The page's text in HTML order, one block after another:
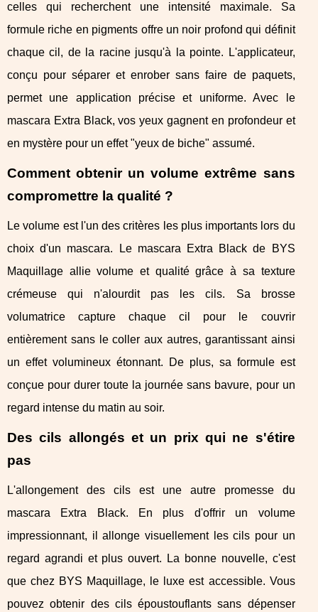
celles qui recherchent une intensité maximale. Sa
formule riche en pigments offre un noir profond qui définit
chaque cil, de la racine jusqu'à la pointe. L'applicateur,
conçu pour séparer et enrober sans faire de paquets,
permet une application précise et uniforme. Avec le
mascara Extra Black, vos yeux gagnent en profondeur et
en mystère pour un effet "yeux de biche" assumé.
Comment obtenir un volume extrême sans
compromettre la qualité ?
Le volume est l'un des critères les plus importants lors du
choix d'un mascara. Le mascara Extra Black de BYS
Maquillage allie volume et qualité grâce à sa texture
crémeuse qui n'alourdit pas les cils. Sa brosse
volumatrice capture chaque cil pour le couvrir
entièrement sans le coller aux autres, garantissant ainsi
un effet volumineux étonnant. De plus, sa formule est
conçue pour durer toute la journée sans bavure, pour un
regard intense du matin au soir.
Des cils allongés et un prix qui ne s'étire
pas
L'allongement des cils est une autre promesse du
mascara Extra Black. En plus d'offrir un volume
impressionnant, il allonge visuellement les cils pour un
regard agrandi et plus ouvert. La bonne nouvelle, c'est
que chez BYS Maquillage, le luxe est accessible. Vous
pouvez obtenir des cils époustouflants sans dépenser